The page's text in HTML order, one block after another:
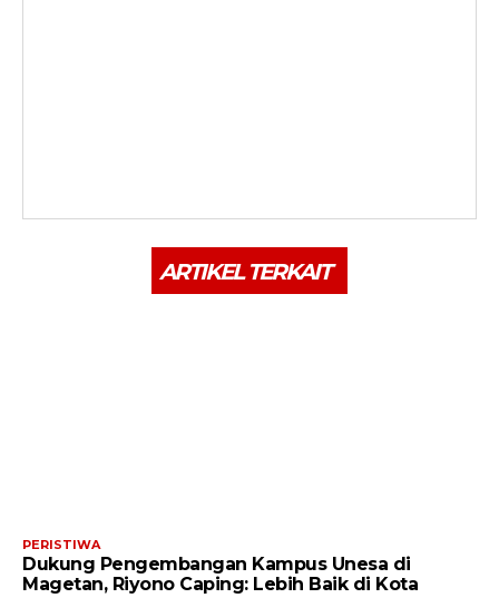
ARTIKEL TERKAIT
PERISTIWA
Dukung Pengembangan Kampus Unesa di
Magetan, Riyono Caping: Lebih Baik di Kota